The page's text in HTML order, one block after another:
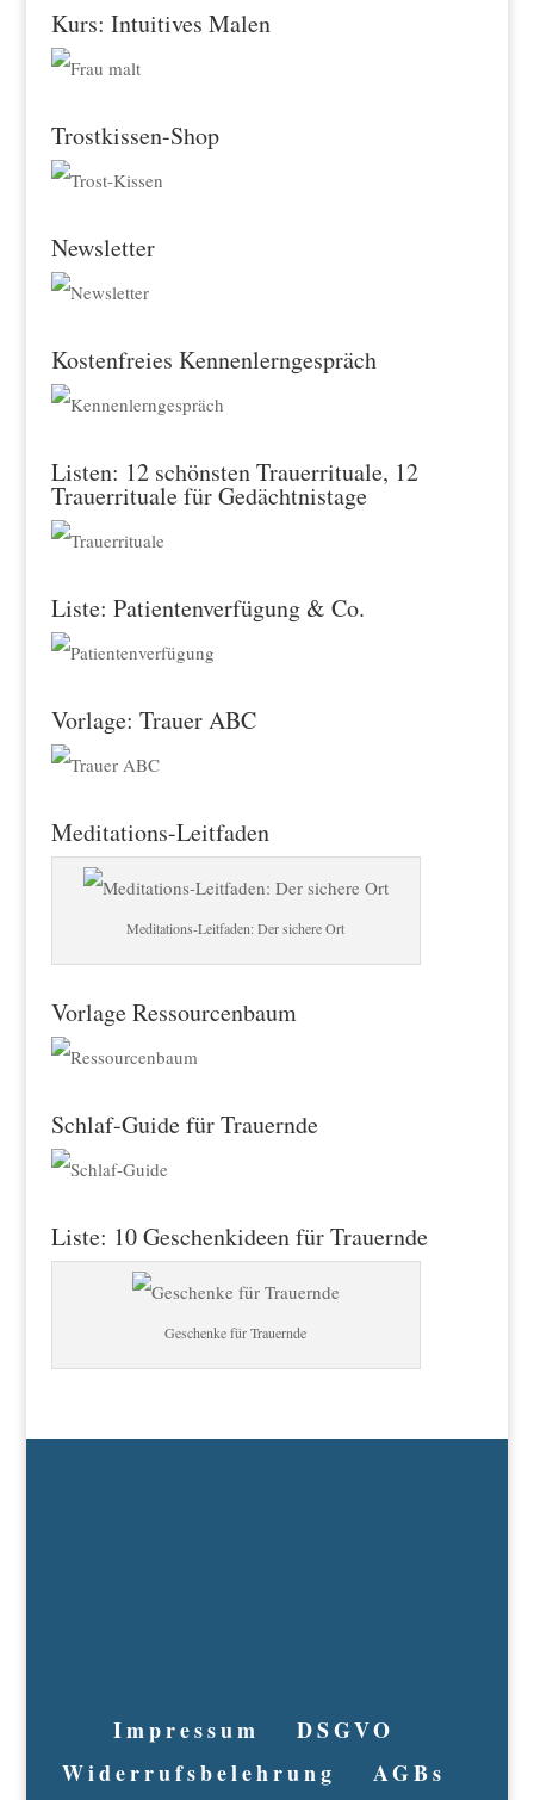
Kurs: Intuitives Malen
Trostkissen-Shop
Newsletter
Kostenfreies Kennenlerngespräch
Listen: 12 schönsten Trauerrituale, 12
Trauerrituale für Gedächtnistage
Liste: Patientenverfügung & Co.
Vorlage: Trauer ABC
Meditations-Leitfaden
Meditations-Leitfaden: Der sichere Ort
Vorlage Ressourcenbaum
Schlaf-Guide für Trauernde
Liste: 10 Geschenkideen für Trauernde
Geschenke für Trauernde
Impressum
DSGVO
Widerrufsbelehrung
AGBs